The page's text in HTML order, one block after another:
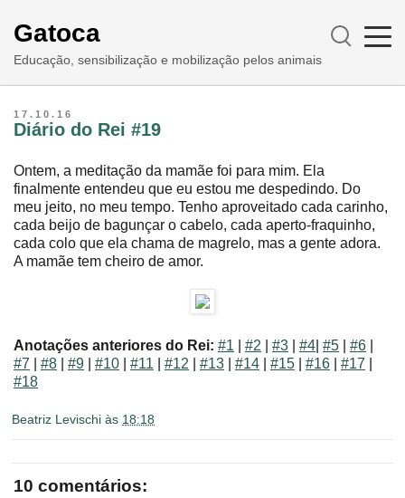
Gatoca
Educação, sensibilização e mobilização pelos animais
17.10.16
Diário do Rei #19
Ontem, a meditação da mamãe foi para mim. Ela
finalmente entendeu que eu estou me despedindo. Do
meu jeito, no meu tempo. Tenho aproveitado cada carinho,
cada beijo de bagunçar o cabelo, cada aperto-fraquinho,
cada colo que ela chama de magrelo, mas a gente adora.
A mamãe tem cheiro de amor.
Anotações anteriores do Rei: #1 #2 #3 #4 #5 #6
#7
#8 #9 #10 #11 #12 #13 #14 #15 #16 #17
#18
Beatriz Levischi às 18:18
10 comentários: